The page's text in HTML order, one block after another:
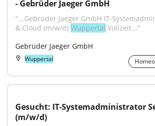
- Gebrüder Jaeger GmbH
"...Gebrüder Jaeger GmbH IT-
& Cloud (m/w/d) Wuppertal Vollzeit..."
Gebrüder Jaeger GmbH
Wuppertal
Gesucht: IT-Systemadministrator
(m/w/d)